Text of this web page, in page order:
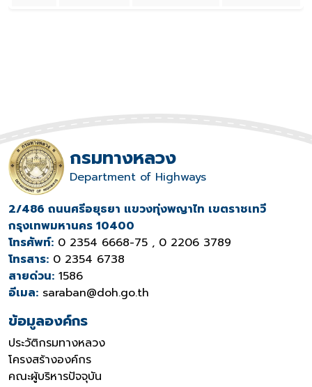
กรมทางหลวง
Department of Highways
2/486 ถนนศรีอยุธยา แขวงทุ่งพญาไท เขตราชเทวี
กรุงเทพมหานคร 10400
โทรศัพท์: 0 2354 6668-75 , 0 2206 3789
โทรสาร: 0 2354 6738
สายด่วน: 1586
อีเมล: saraban@doh.go.th
ข้อมูลองค์กร
ประวัติกรมทางหลวง
โครงสร้างองค์กร
คณะผู้บริหารปัจจุบัน